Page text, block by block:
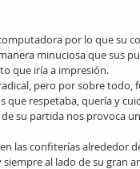
por lo que su
minuciosa que sus
que iría a impresión.
pero por sobre todo,
que respetaba, quería y
su partida nos provoca
las confiterías alrededor
al lado de su gran